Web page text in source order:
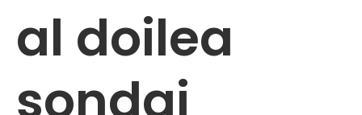
al doilea
sondaj